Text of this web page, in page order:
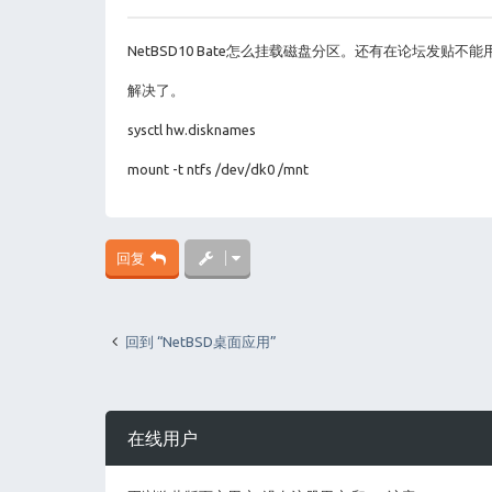
NetBSD10 Bate怎么挂载磁盘分区。还有在论坛发贴不能
解决了。
sysctl hw.disknames
mount -t ntfs /dev/dk0 /mnt
回复
回到 “NetBSD桌面应用”
在线用户